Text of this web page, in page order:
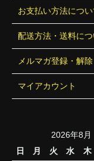
お支払い方法につい
配送方法・送料に
メルマガ登録・解除
マイアカウント
2026年8月
日
月 火 水 木